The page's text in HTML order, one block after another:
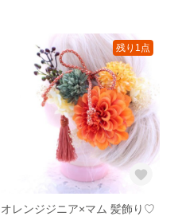
残り1点
オレンジジニア×マム 髪飾り♡